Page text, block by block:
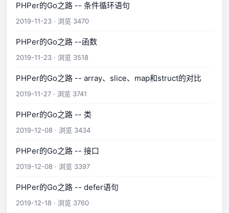
PHPer的Go之路 -- 条件循环语句
2019-11-23 · 浏览 3470
PHPer的Go之路 --函数
2019-11-23 · 浏览 3518
PHPer的Go之路 -- array、slice、map和struct的对比
2019-11-27 · 浏览 3741
PHPer的Go之路 -- 类
2019-12-08 · 浏览 3434
PHPer的Go之路 -- 接口
2019-12-08 · 浏览 3397
PHPer的Go之路 -- defer语句
2019-12-18 · 浏览 3760